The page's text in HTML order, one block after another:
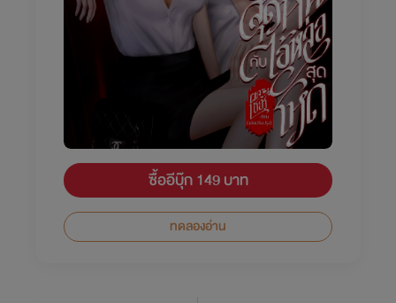
ซื้ออีบุ๊ก 149 บาท
ทดลองอ่าน